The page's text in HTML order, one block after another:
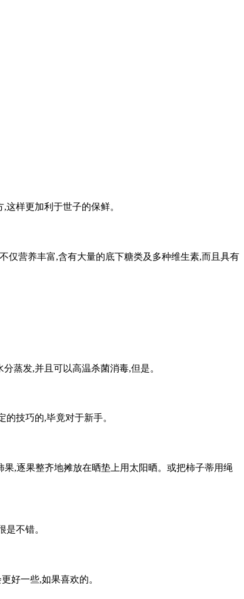
样更加利于世子的保鲜。
仅营养丰富,含有大量的底下糖类及多种维生素,而且具有
蒸发,并且可以高温杀菌消毒,但是。
技巧的,毕竟对于新手。
,逐果整齐地摊放在晒垫上用太阳晒。或把柿子蒂用绳
不错。
好一些,如果喜欢的。